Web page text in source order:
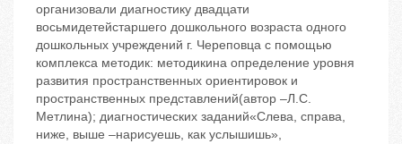
организовали диагностику двадцати
восьмидетейстаршего дошкольного возраста одного
дошкольных учреждений г. Череповца с помощью
комплекса методик: методикина определение уровня
развития пространственных ориентировок и
пространственных представлений(автор –Л.С.
Метлина); диагностических заданий«Слева, справа,
ниже, выше –нарисуешь, как услышишь»,